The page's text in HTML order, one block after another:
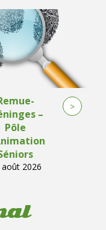
–
Pôle
août 2026
>